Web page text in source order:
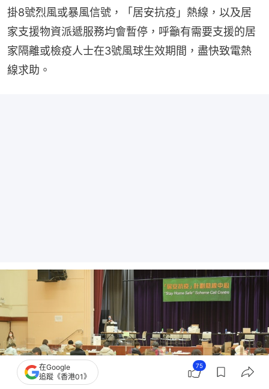
掛8號烈風或暴風信號，「居安抗疫」熱線，以及居
家支援物資派遞服務均會暫停，呼籲有需要支援的居
家隔離或檢疫人士在3號風球生效期間，盡快致電熱
線求助。
在Google
追蹤《香港01》
75